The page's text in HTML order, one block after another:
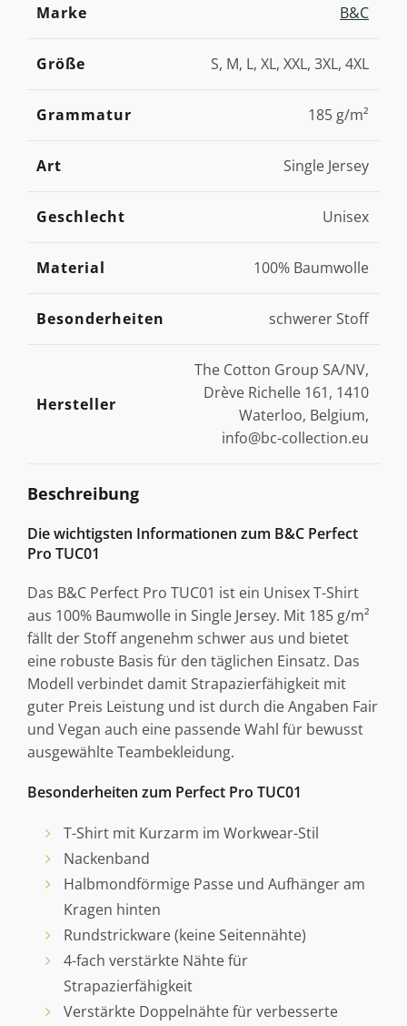
Marke B&C
Größe S, M, L, XL, XXL, 3XL, 4XL
Grammatur 185 g/m²
Art Single Jersey
Geschlecht Unisex
Material 100% Baumwolle
Besonderheiten schwerer Stoff
Hersteller
The Cotton Group SA/NV,
Drève Richelle 161, 1410
Waterloo, Belgium,
info@bc-collection.eu
Beschreibung
Die wichtigsten Informationen zum B&C Perfect
Pro TUC01
Das B&C Perfect Pro TUC01 ist ein Unisex T-Shirt
aus 100% Baumwolle in Single Jersey. Mit 185 g/m²
fällt der Stoff angenehm schwer aus und bietet
eine robuste Basis für den täglichen Einsatz. Das
Modell verbindet damit Strapazierfähigkeit mit
guter Preis Leistung und ist durch die Angaben Fair
und Vegan auch eine passende Wahl für bewusst
ausgewählte Teambekleidung.
Besonderheiten zum Perfect Pro TUC01
T-Shirt mit Kurzarm im Workwear-Stil
Nackenband
Halbmondförmige Passe und Aufhänger am
Kragen hinten
Rundstrickware (keine Seitennähte)
4-fach verstärkte Nähte für
Strapazierfähigkeit
Verstärkte Doppelnähte für verbesserte